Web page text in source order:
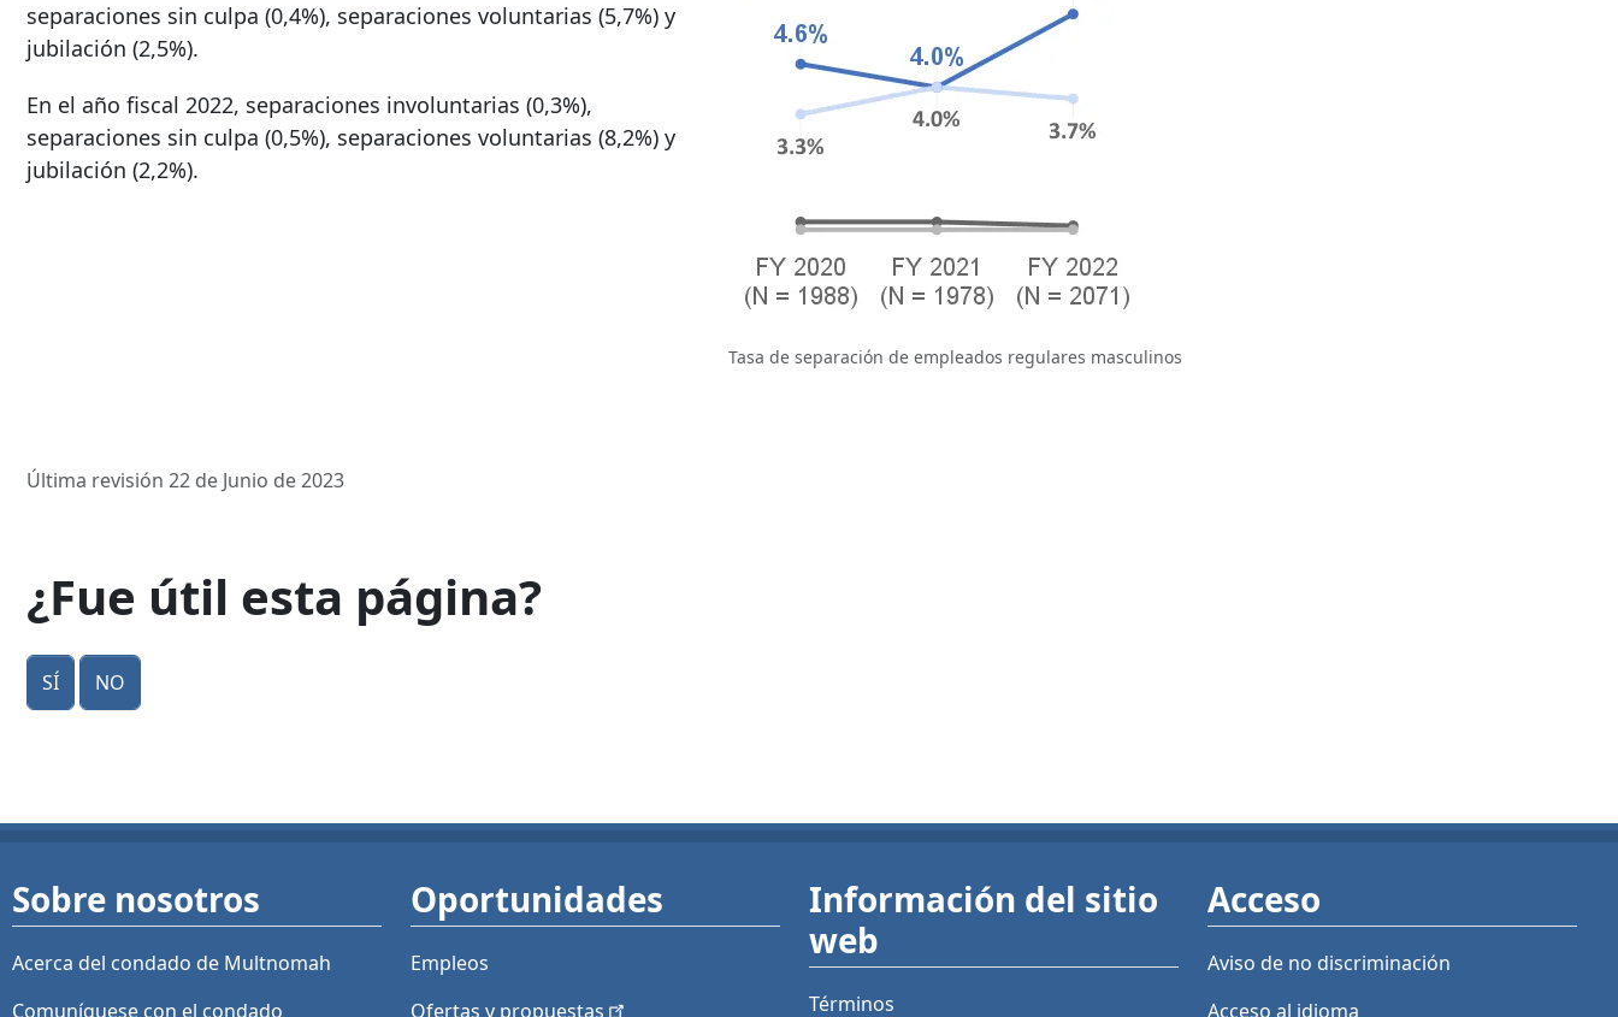
Tasa de separación de empleados regulares masculinos
separaciones sin culpa (0,4%), separaciones voluntarias (5,7%) y
jubilación (2,5%).
En el año fiscal 2022, separaciones involuntarias (0,3%),
separaciones sin culpa (0,5%), separaciones voluntarias (8,2%) y
jubilación (2,2%).
Última revisión 22 de Junio de 2023
¿Fue útil esta página?
Sí No
Sobre nosotros
Acerca del condado de Multnomah
Comuníquese con el condado
Oportunidades
Empleos
Ofertas y propuestas
Información del sitio
web
Términos
Acceso
Aviso de no discriminación
Acceso al idioma